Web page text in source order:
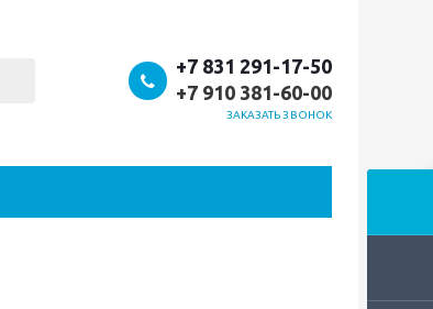
+7 831 291-17-50
+7 910 381-60-00
ЗАКАЗАТЬ ЗВОНОК